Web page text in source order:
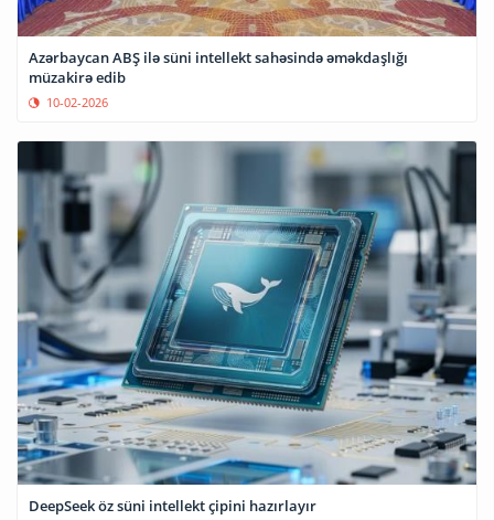
Azərbaycan ABŞ ilə süni intellekt sahəsində əməkdaşlığı
müzakirə edib
10-02-2026
DeepSeek öz süni intellekt çipini hazırlayır